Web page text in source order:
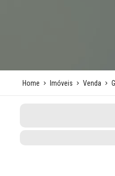
Home Imóveis Venda